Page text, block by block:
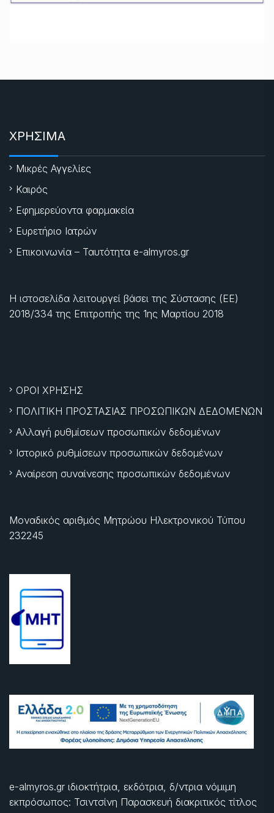
ΧΡΗΣΙΜΑ
Μικρές Αγγελίες
Καιρός
Εφημερεύοντα φαρμακεία
Ευρετήριο Ιατρών
Επικοινωνία – Ταυτότητα e-almyros.gr
Η ιστοσελίδα λειτουργεί βάσει της Σύστασης (ΕΕ)
2018/334 της Επιτροπής της 1ης Μαρτίου 2018
ΟΡΟΙ ΧΡΗΣΗΣ
ΠΟΛΙΤΙΚΗ ΠΡΟΣΤΑΣΙΑΣ ΠΡΟΣΩΠΙΚΩΝ ΔΕΔΟΜΕΝΩΝ
Αλλαγή ρυθμίσεων προσωπικών δεδομένων
Ιστορικό ρυθμίσεων προσωπικών δεδομένων
Αναίρεση συναίνεσης προσωπικών δεδομένων
Μοναδικός αριθμός Μητρώου Ηλεκτρονικού Τύπου
232245
e-almyros.gr ιδιοκτήτρια, εκδότρια, δ/ντρια νόμιμη
εκπρόσωπος: Τσιντσίνη Παρασκευή διακριτικός τίτλος